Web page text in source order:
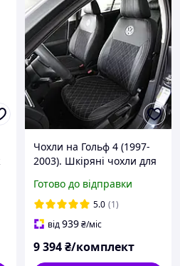
Чохли на Гольф 4 (1997-
2003). Шкіряні чохли для
Готово до відправки
5.0 (1)
від939₴/міс
9 394₴/комплект